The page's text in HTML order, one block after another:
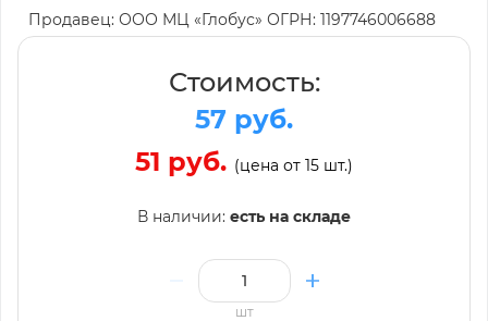
Продавец: ООО МЦ «Глобус» ОГРН: 1197746006688
Стоимость:
57 руб.
51 руб. (цена от 15 шт.)
В наличии: есть на складе
шт